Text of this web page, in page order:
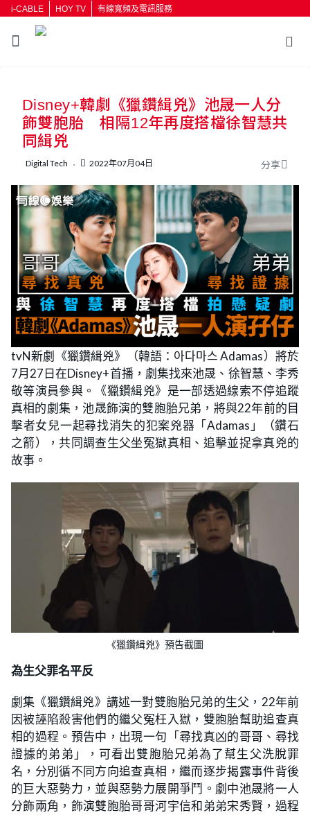
i-CABLE HOY TV 有線寬頻及電訊服務
按輸入鍵開始搜尋
Disney+韓劇《獵鑽緝兇》池晟一人分
飾雙胞胎 相隔12年再度搭檔徐智慧共
同緝兇
Digital Tech 2022年07月04日 分享
tvN新劇《獵鑽緝兇》（韓語：아다마스 Adamas）將於
7月27日在Disney+首播，劇集找來池晟、徐智慧、李秀
敬等演員參與。《獵鑽緝兇》是一部透過線索不停追蹤
真相的劇集，池晟飾演的雙胞胎兄弟，將與22年前的目
擊者女兒一起尋找消失的犯案兇器「Adamas」（鑽石
之箭），共同調查生父坐冤獄真相、追擊並捉拿真兇的
故事。
《獵鑽緝兇》預告截圖
為生父罪名平反
劇集《獵鑽緝兇》講述一對雙胞胎兄弟的生父，22年前
因被誣陷殺害他們的繼父冤枉入獄，雙胞胎幫助追查真
相的過程。預告中，出現一句「尋找真凶的哥哥、尋找
證據的弟弟」，可看出雙胞胎兄弟為了幫生父洗脫罪
名，分別循不同方向追查真相，繼而逐步揭露事件背後
的巨大惡勢力，並與惡勢力展開爭鬥。劇中池晟將一人
分飾兩角，飾演雙胞胎哥哥河宇信和弟弟宋秀賢，過程